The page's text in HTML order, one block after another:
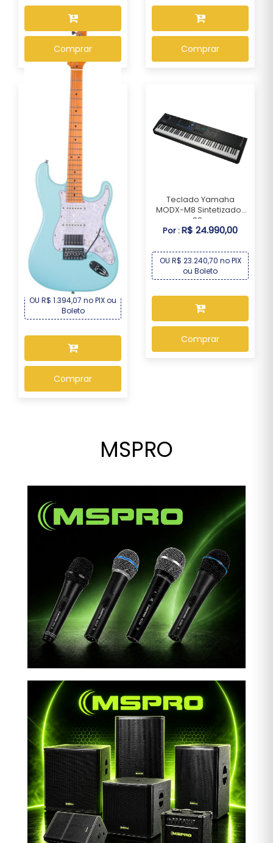
Comprar Comprar
Guitarra Seizi Fun
Vintage Budokan HSS...
R$ 1.499,00
OU R$ 1.394,07 no PIX ou
Boleto
Comprar
Teclado Yamaha
MODX-M8 Sintetizador
88...
Por :R$ 24.990,00
OU R$ 23.240,70 no PIX
ou Boleto
Comprar
MSPRO